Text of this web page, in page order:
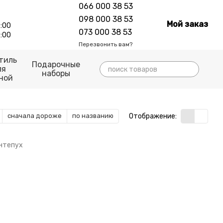
066 000 38 53
098 000 38 53
073 000 38 53
Перезвонить вам?
Мой заказ
Подарочные
наборы
сначала дороже по названию Отображение: